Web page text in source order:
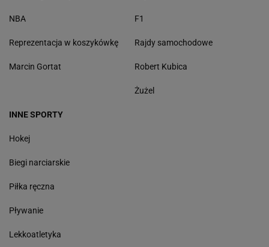
NBA
Reprezentacja w koszykówkę
Marcin Gortat
F1
Rajdy samochodowe
Robert Kubica
Żużel
INNE SPORTY
Hokej
Biegi narciarskie
Piłka ręczna
Pływanie
Lekkoatletyka